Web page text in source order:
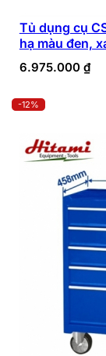
Tủ dụng cụ
hạ màu đen,
6.975.000 ₫
-12%